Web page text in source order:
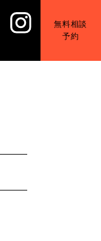
無料相談
予約